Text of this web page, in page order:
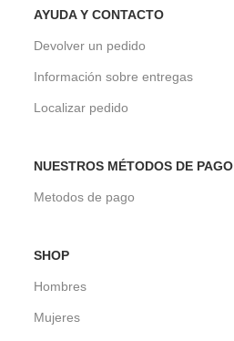
AYUDA Y CONTACTO
Devolver un pedido
Información sobre entregas
Localizar pedido
NUESTROS MÉTODOS DE PAGO
Metodos de pago
SHOP
Hombres
Mujeres